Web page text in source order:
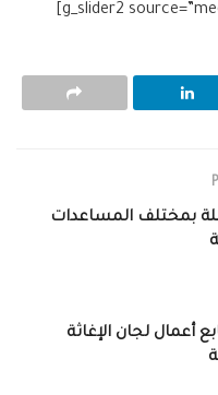
بمختلف المساعدات
أعمال لجان الإغاثة